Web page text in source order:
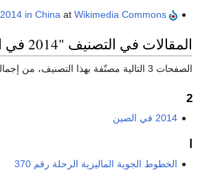
Media related to
2014 in China at Wikimedia Commons
المقالات في التصنيف "2014 في الصين"
الصفحات 3 التالية مصنّفة بهذا التصنيف، من إجمالي 3.
2
2014 في الصين
الخطوط الجوية الماليزية الرحلة رقم 370